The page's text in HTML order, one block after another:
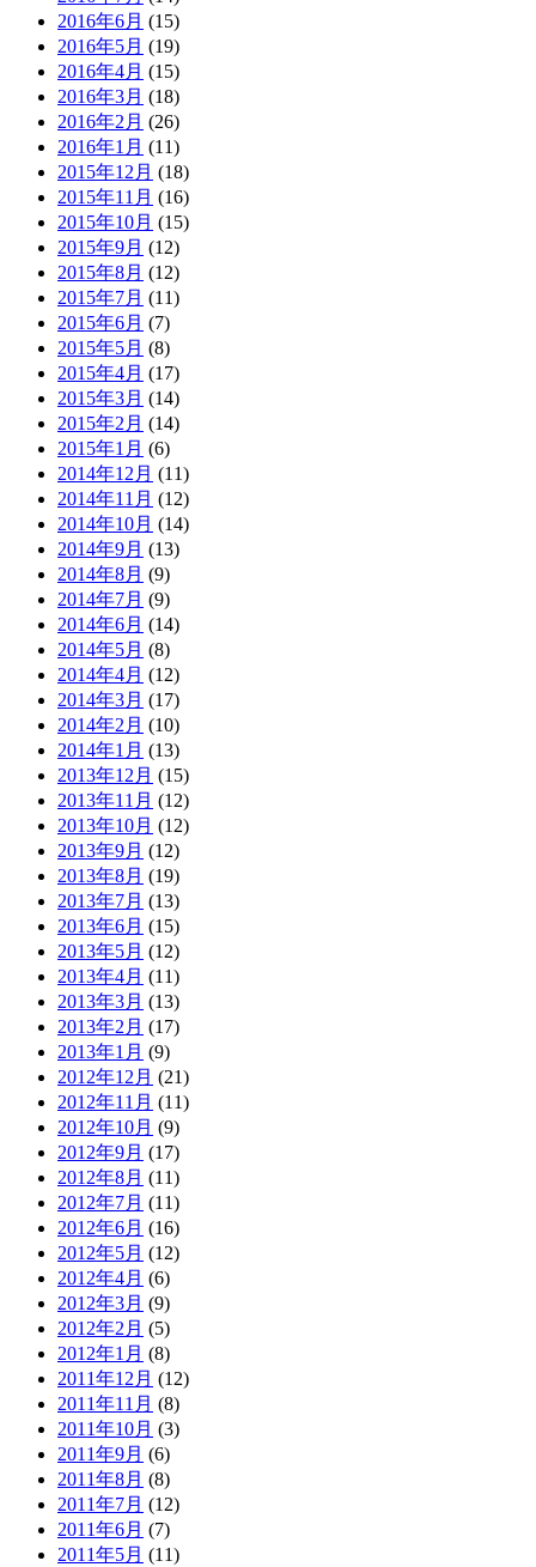
2016年6月 (15)
2016年5月 (19)
2016年4月 (15)
2016年3月 (18)
2016年2月 (26)
2016年1月 (11)
2015年12月 (18)
2015年11月 (16)
2015年10月 (15)
2015年9月 (12)
2015年8月 (12)
2015年7月 (11)
2015年6月 (7)
2015年5月 (8)
2015年4月 (17)
2015年3月 (14)
2015年2月 (14)
2015年1月 (6)
2014年12月 (11)
2014年11月 (12)
2014年10月 (14)
2014年9月 (13)
2014年8月 (9)
2014年7月 (9)
2014年6月 (14)
2014年5月 (8)
2014年4月 (12)
2014年3月 (17)
2014年2月 (10)
2014年1月 (13)
2013年12月 (15)
2013年11月 (12)
2013年10月 (12)
2013年9月 (12)
2013年8月 (19)
2013年7月 (13)
2013年6月 (15)
2013年5月 (12)
2013年4月 (11)
2013年3月 (13)
2013年2月 (17)
2013年1月 (9)
2012年12月 (21)
2012年11月 (11)
2012年10月 (9)
2012年9月 (17)
2012年8月 (11)
2012年7月 (11)
2012年6月 (16)
2012年5月 (12)
2012年4月 (6)
2012年3月 (9)
2012年2月 (5)
2012年1月 (8)
2011年12月 (12)
2011年11月 (8)
2011年10月 (3)
2011年9月 (6)
2011年8月 (8)
2011年7月 (12)
2011年6月 (7)
2011年5月 (11)